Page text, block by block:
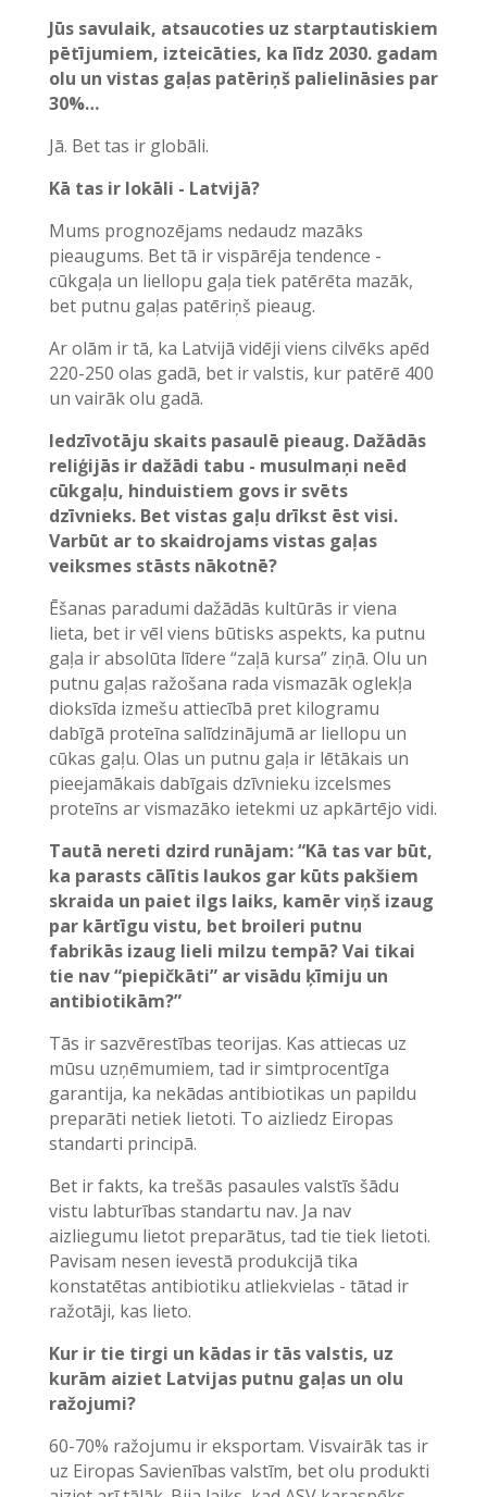
Jūs savulaik, atsaucoties uz starptautiskiem
pētījumiem, izteicāties, ka līdz 2030. gadam
olu un vistas gaļas patēriņš palielināsies par
30%…
Jā. Bet tas ir globāli.
Kā tas ir lokāli - Latvijā?
Mums prognozējams nedaudz mazāks
pieaugums. Bet tā ir vispārēja tendence -
cūkgaļa un liellopu gaļa tiek patērēta mazāk,
bet putnu gaļas patēriņš pieaug.
Ar olām ir tā, ka Latvijā vidēji viens cilvēks apēd
220-250 olas gadā, bet ir valstis, kur patērē 400
un vairāk olu gadā.
Iedzīvotāju skaits pasaulē pieaug. Dažādās
reliģijās ir dažādi tabu - musulmaņi neēd
cūkgaļu, hinduistiem govs ir svēts
dzīvnieks. Bet vistas gaļu drīkst ēst visi.
Varbūt ar to skaidrojams vistas gaļas
veiksmes stāsts nākotnē?
Ēšanas paradumi dažādās kultūrās ir viena
lieta, bet ir vēl viens būtisks aspekts, ka putnu
gaļa ir absolūta līdere “zaļā kursa” ziņā. Olu un
putnu gaļas ražošana rada vismazāk oglekļa
dioksīda izmešu attiecībā pret kilogramu
dabīgā proteīna salīdzinājumā ar liellopu un
cūkas gaļu. Olas un putnu gaļa ir lētākais un
pieejamākais dabīgais dzīvnieku izcelsmes
proteīns ar vismazāko ietekmi uz apkārtējo vidi.
Tautā nereti dzird runājam: “Kā tas var būt,
ka parasts cālītis laukos gar kūts pakšiem
skraida un paiet ilgs laiks, kamēr viņš izaug
par kārtīgu vistu, bet broileri putnu
fabrikās izaug lieli milzu tempā? Vai tikai
tie nav “piepičkāti” ar visādu ķīmiju un
antibiotikām?”
Tās ir sazvērestības teorijas. Kas attiecas uz
mūsu uzņēmumiem, tad ir simtprocentīga
garantija, ka nekādas antibiotikas un papildu
preparāti netiek lietoti. To aizliedz Eiropas
standarti principā.
Bet ir fakts, ka trešās pasaules valstīs šādu
vistu labturības standartu nav. Ja nav
aizliegumu lietot preparātus, tad tie tiek lietoti.
Pavisam nesen ievestā produkcijā tika
konstatētas antibiotiku atliekvielas - tātad ir
ražotāji, kas lieto.
Kur ir tie tirgi un kādas ir tās valstis, uz
kurām aiziet Latvijas putnu gaļas un olu
ražojumi?
60-70% ražojumu ir eksportam. Visvairāk tas ir
uz Eiropas Savienības valstīm, bet olu produkti